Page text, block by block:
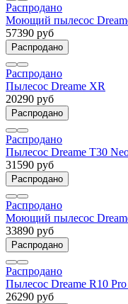
Распродано
Моющий пылесос
57390 руб
Распродано
Распродано
Пылесос Dreame XR
20290 руб
Распродано
Распродано
Пылесос Dreame T30
31590 руб
Распродано
Распродано
Моющий пылесос
33890 руб
Распродано
Распродано
Пылесос Dreame R10
26290 руб